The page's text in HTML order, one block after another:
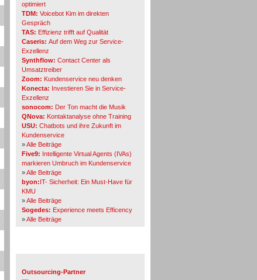
optimiert
TDM: Voicebot Kim im direkten
Gespräch
TAS: Effizienz trifft auf Qualität
Caseris: Auf dem Weg zur Service-
Exzellenz
Synthflow: Contact Center als
Umsatztreiber
Zoom: Kundenservice neu denken
Konecta: Investieren Sie in Service-
Exzellenz
sonocom: Der Ton macht die Musik
QNova: Kontaktanalyse ohne Training
USU: Chatbots und ihre Zukunft im
Kundenservice
»Alle Beiträge
Five9: Intelligente Virtual Agents (IVAs)
markieren Umbruch im Kundenservice
»Alle Beiträge
byon:IT- Sicherheit: Ein Must-Have für
KMU
»Alle Beiträge
Sogedes: Experience meets Efficency
»Alle Beiträge
Outsourcing-Partner